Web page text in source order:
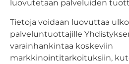
luovutetaan palveluiden
Tietoja voidaan luovuttaa
palveluntuottajille
varainhankintaa koskeviin
markkinointitarkoituksiin,